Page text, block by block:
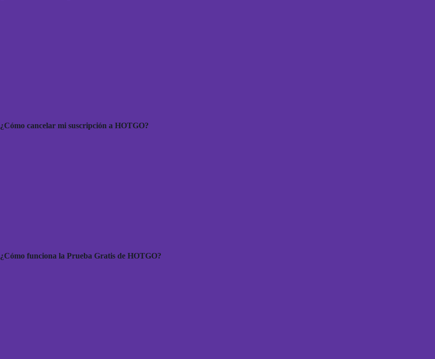
¿Cómo cancelar mi suscripción a HOTGO?
¿Cómo funciona la Prueba Gratis de HOTGO?